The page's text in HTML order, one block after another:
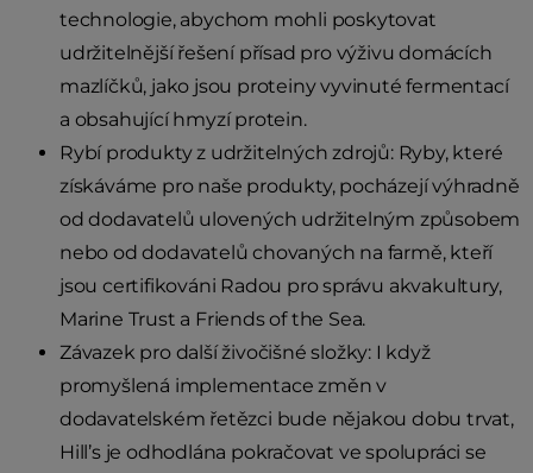
technologie, abychom mohli poskytovat
udržitelnější řešení přísad pro výživu domácích
mazlíčků, jako jsou proteiny vyvinuté fermentací
a obsahující hmyzí protein.
Rybí produkty z udržitelných zdrojů: Ryby, které
získáváme pro naše produkty, pocházejí výhradně
od dodavatelů ulovených udržitelným způsobem
nebo od dodavatelů chovaných na farmě, kteří
jsou certifikováni Radou pro správu akvakultury,
Marine Trust a Friends of the Sea.
Závazek pro další živočišné složky: I když
promyšlená implementace změn v
dodavatelském řetězci bude nějakou dobu trvat,
Hill’s je odhodlána pokračovat ve spolupráci se